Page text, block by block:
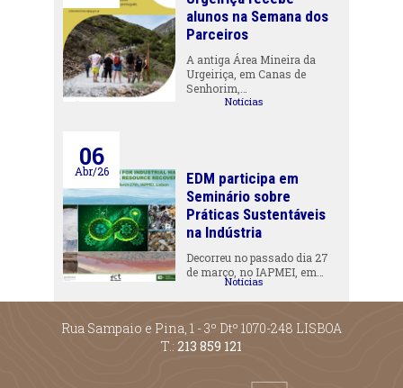
alunos na Semana dos
Parceiros
A antiga Área Mineira da
Urgeiriça, em Canas de
Senhorim,…
Notícias
06
Abr/26
EDM participa em
Seminário sobre
Práticas Sustentáveis
na Indústria
Decorreu no passado dia 27
de março, no IAPMEI, em…
Notícias
Rua Sampaio e Pina, 1 - 3º Dtº 1070-248 LISBOA
T.: 213 859 121